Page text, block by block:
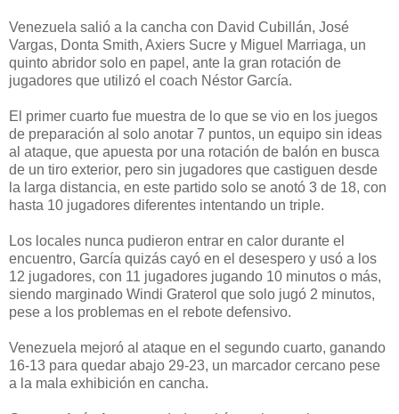
Venezuela salió a la cancha con David Cubillán, José
Vargas, Donta Smith, Axiers Sucre y Miguel Marriaga, un
quinto abridor solo en papel, ante la gran rotación de
jugadores que utilizó el coach Néstor García.
El primer cuarto fue muestra de lo que se vio en los juegos
de preparación al solo anotar 7 puntos, un equipo sin ideas
al ataque, que apuesta por una rotación de balón en busca
de un tiro exterior, pero sin jugadores que castiguen desde
la larga distancia, en este partido solo se anotó 3 de 18, con
hasta 10 jugadores diferentes intentando un triple.
Los locales nunca pudieron entrar en calor durante el
encuentro, García quizás cayó en el desespero y usó a los
12 jugadores, con 11 jugadores jugando 10 minutos o más,
siendo marginado Windi Graterol que solo jugó 2 minutos,
pese a los problemas en el rebote defensivo.
Venezuela mejoró al ataque en el segundo cuarto, ganando
16-13 para quedar abajo 29-23, un marcador cercano pese
a la mala exhibición en cancha.